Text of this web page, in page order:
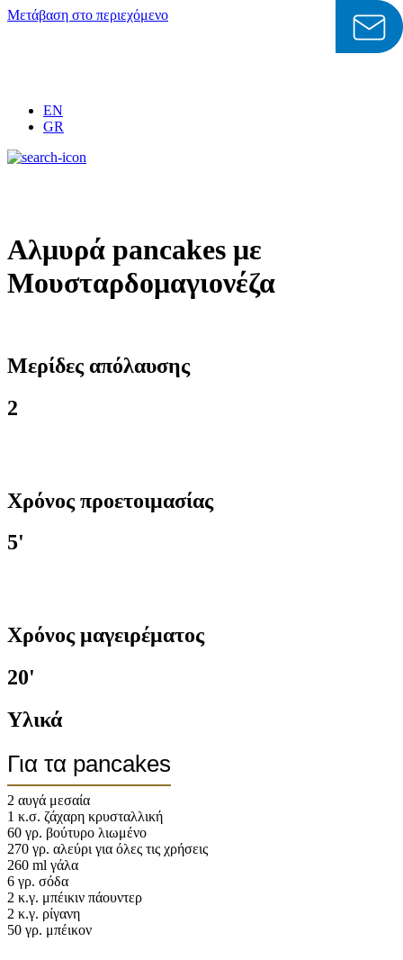
Μετάβαση στο περιεχόμενο
EN
GR
Αλμυρά pancakes με
Μουσταρδομαγιονέζα
Μερίδες απόλαυσης
2
Χρόνος προετοιμασίας
5'
Χρόνος μαγειρέματος
20'
Υλικά
Για τα pancakes
2 αυγά μεσαία
1 κ.σ. ζάχαρη κρυσταλλική
60 γρ. βούτυρο λιωμένο
270 γρ. αλεύρι για όλες τις χρήσεις
260 ml γάλα
6 γρ. σόδα
2 κ.γ. μπέικιν πάουντερ
2 κ.γ. ρίγανη
50 γρ. μπέικον